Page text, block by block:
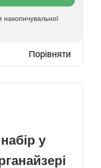
накопичувальної
Порівняти
у